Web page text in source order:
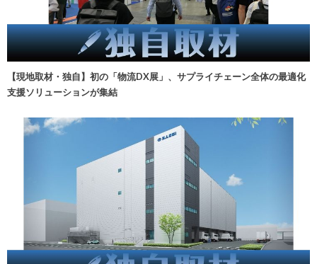
【現地取材・独自】初の「物流DX展」、サプライチェーン全体の最適化
支援ソリューションが集結